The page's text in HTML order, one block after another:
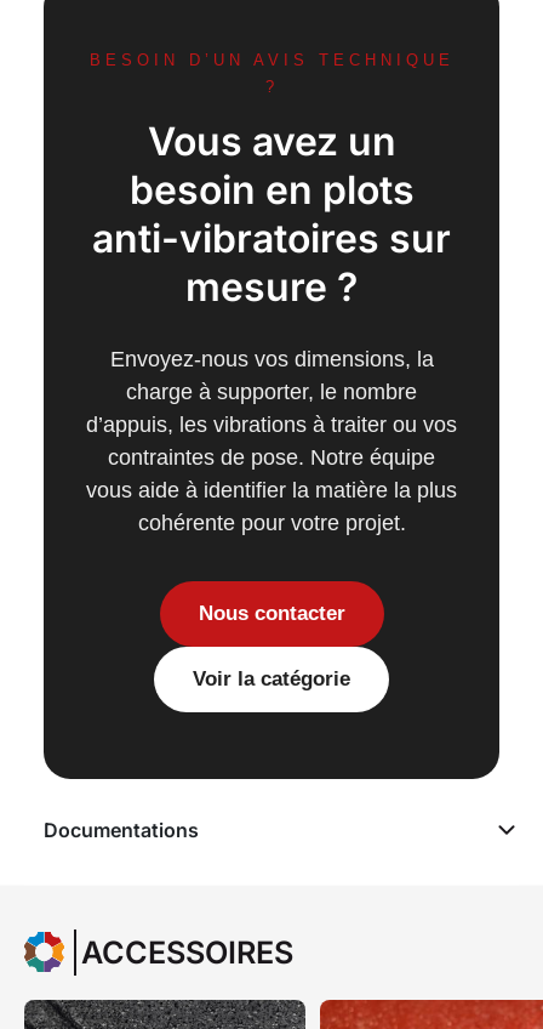
BESOIN D’UN AVIS TECHNIQUE
?
Vous avez un
besoin en plots
anti-vibratoires sur
mesure ?
Envoyez-nous vos dimensions, la
charge à supporter, le nombre
d’appuis, les vibrations à traiter ou vos
contraintes de pose. Notre équipe
vous aide à identifier la matière la plus
cohérente pour votre projet.
Nous contacter
Voir la catégorie
Documentations
ACCESSOIRES